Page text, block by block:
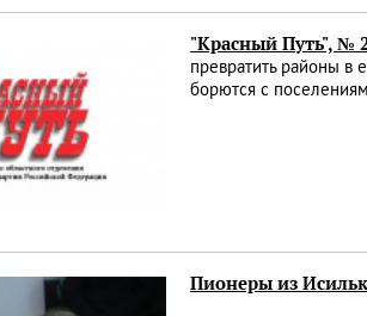
"Красный Путь", №
превратить районы в
борются с
Пионеры из